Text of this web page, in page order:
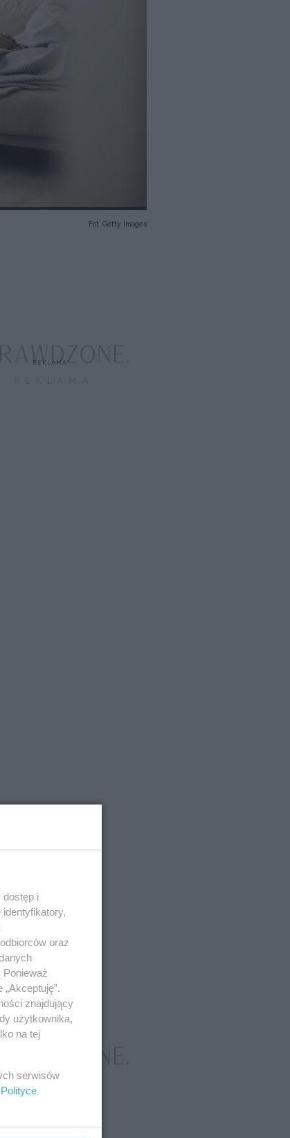
Fot. Getty Images
dostęp i
oraz
znajdujący
użytkownika,
na tej
serwisów
Polityce